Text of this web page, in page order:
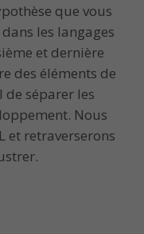
que vous
les langages
et dernière
des éléments de
de séparer les
Nous
et retraverserons